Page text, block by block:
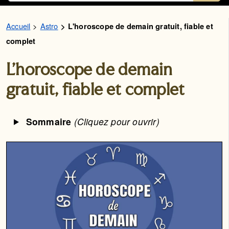
Accueil Astro
L'horoscope de demain gratuit, fiable et
complet
L'horoscope de demain
gratuit, fiable et complet
Sommaire (Cliquez pour ouvrir)